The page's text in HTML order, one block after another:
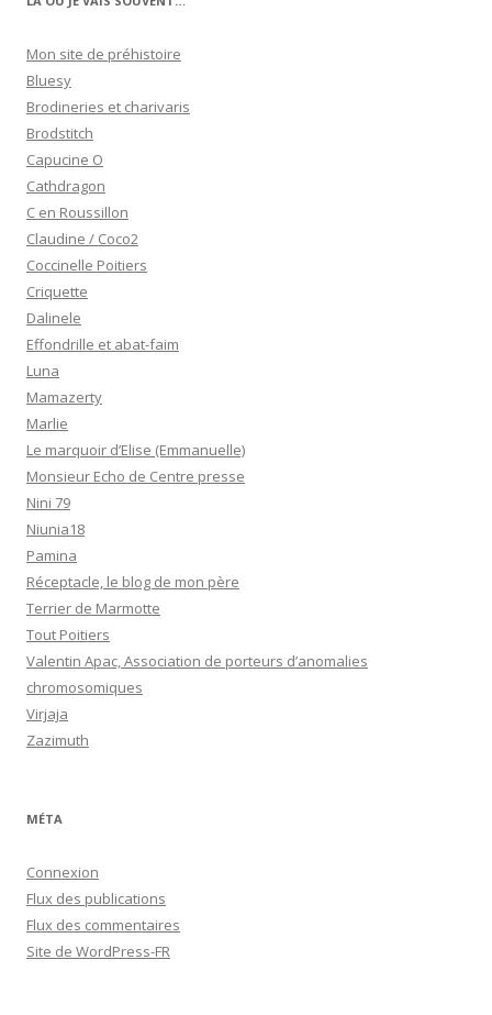
Mon site de préhistoire
Bluesy
Brodineries et charivaris
Brodstitch
Capucine O
Cathdragon
C en Roussillon
Claudine / Coco2
Coccinelle Poitiers
Criquette
Dalinele
Effondrille et abat-faim
Luna
Mamazerty
Marlie
Le marquoir d’Elise (Emmanuelle)
Monsieur Echo de Centre presse
Nini 79
Niunia18
Pamina
Réceptacle, le blog de mon père
Terrier de Marmotte
Tout Poitiers
Valentin Apac, Association de porteurs d’anomalies
chromosomiques
Virjaja
Zazimuth
MÉTA
Connexion
Flux des publications
Flux des commentaires
Site de WordPress-FR